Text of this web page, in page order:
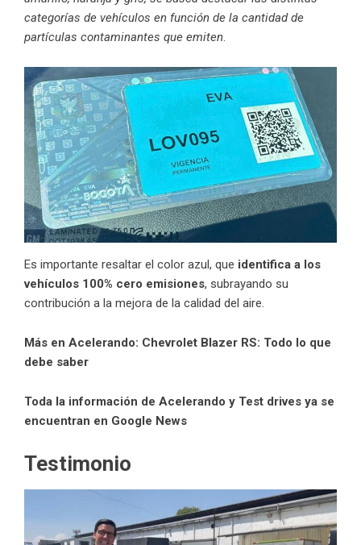
categorías de vehículos en función de la cantidad de
partículas contaminantes que emiten.
Es importante resaltar el color azul, que identifica a los
vehículos 100% cero emisiones, subrayando su
contribución a la mejora de la calidad del aire.
Más en Acelerando: Chevrolet Blazer RS: Todo lo que
debe saber
Toda la información de Acelerando y Test drives ya se
encuentran en Google News
Testimonio